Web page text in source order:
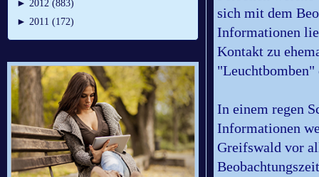
► 2012 (883)
► 2011 (172)
sich mit dem
Informationen
Kontakt zu
"Leuchtbomben"
In einem regen
Informationen
Greifswald vor